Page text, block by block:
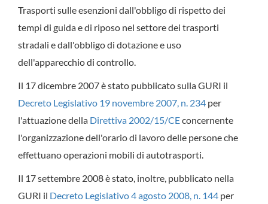
Trasporti sulle esenzioni dall'obbligo di rispetto dei
tempi di guida e di riposo nel settore dei trasporti
stradali e dall'obbligo di dotazione e uso
dell'apparecchio di controllo.
Il 17 dicembre 2007 è stato pubblicato sulla GURI il
Decreto Legislativo 19 novembre 2007, n. 234 per
l'attuazione della Direttiva 2002/15/CEconcernente
l'organizzazione dell'orario di lavoro delle persone che
effettuano operazioni mobili di autotrasporti.
Il 17 settembre 2008 è stato, inoltre, pubblicato nella
GURI il Decreto Legislativo 4 agosto 2008, n. 144 per